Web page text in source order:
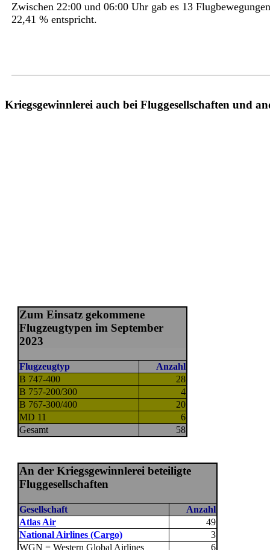
Zwischen 22:00 und 06:00 Uhr gab es 13
22,41 % entspricht.
Kriegsgewinnlerei auch bei Fluggesellschaften und
Zum Einsatz gekommene
Flugzeugtypen im September
2023
Flugzeugtyp
Anzahl
B 747-400
28
B 757-200/300
4
B 767-300/400
20
MD 11
6
Gesamt
58
An der Kriegsgewinnlerei beteiligte
Fluggesellschaften
Gesellschaft
Anzahl
Atlas Air
49
National Airlines (Cargo)
3
WGN = Western Global Airlines
6